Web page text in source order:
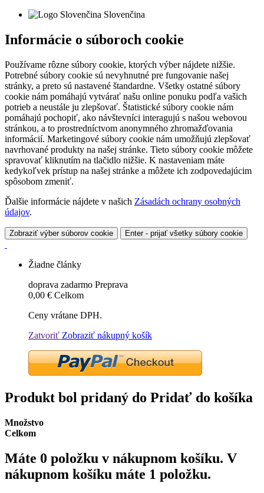
Slovenčina
Informácie o súboroch cookie
Používame rôzne súbory cookie, ktorých výber nájdete nižšie.
Potrebné súbory cookie sú nevyhnutné pre fungovanie našej
stránky, a preto sú nastavené štandardne. Všetky ostatné súbory
cookie nám pomáhajú vytvárať našu online ponuku podľa vašich
potrieb a neustále ju zlepšovať. Štatistické súbory cookie nám
pomáhajú pochopiť, ako návštevníci interagujú s našou webovou
stránkou, a to prostredníctvom anonymného zhromažďovania
informácií. Marketingové súbory cookie nám umožňujú zlepšovať
navrhované produkty na našej stránke. Tieto súbory cookie môžete
spravovať kliknutím na tlačidlo nižšie. K nastaveniam máte
kedykoľvek prístup na našej stránke a môžete ich zodpovedajúcim
spôsobom zmeniť.
Ďalšie informácie nájdete v našich Zásadách ochrany osobných
údajov.
Zobraziť výber súborov cookie Enter - prijať všetky súbory cookie
Žiadne články
doprava zadarmo Preprava
0,00 € Celkom
Ceny vrátane DPH.
Zatvoriť Zobraziť nákupný košík
Produkt bol pridaný do Pridať do košíka
Množstvo
Celkom
Máte 0 položku v nákupnom košíku. V
nákupnom košíku máte 1 položku.